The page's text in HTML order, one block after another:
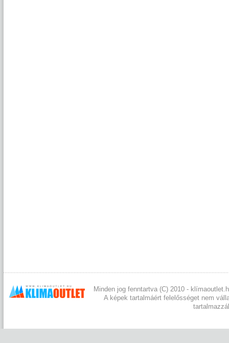
Minden jog fenntartva (C) 2010 -
A képek tartalmáért felelősséget nem